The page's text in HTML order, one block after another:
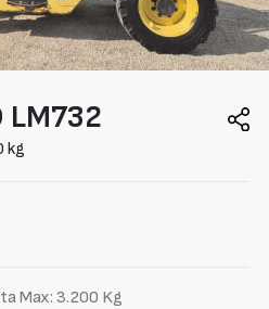
LM732
kg
Max: 3.200 Kg